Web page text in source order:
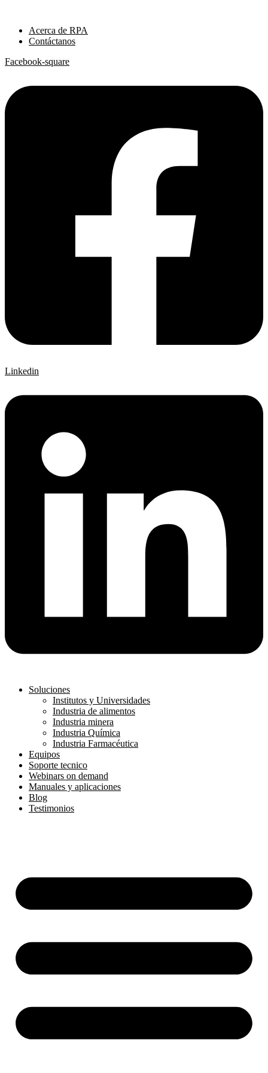
contenidoAcerca de RPA
Contáctanos
Facebook-square
Linkedin
Soluciones
Institutos y Universidades
Industria de alimentos
Industria minera
Industria Química
Industria Farmacéutica
Equipos
Soporte tecnico
Webinars on demand
Manuales y aplicaciones
Blog
Testimonios